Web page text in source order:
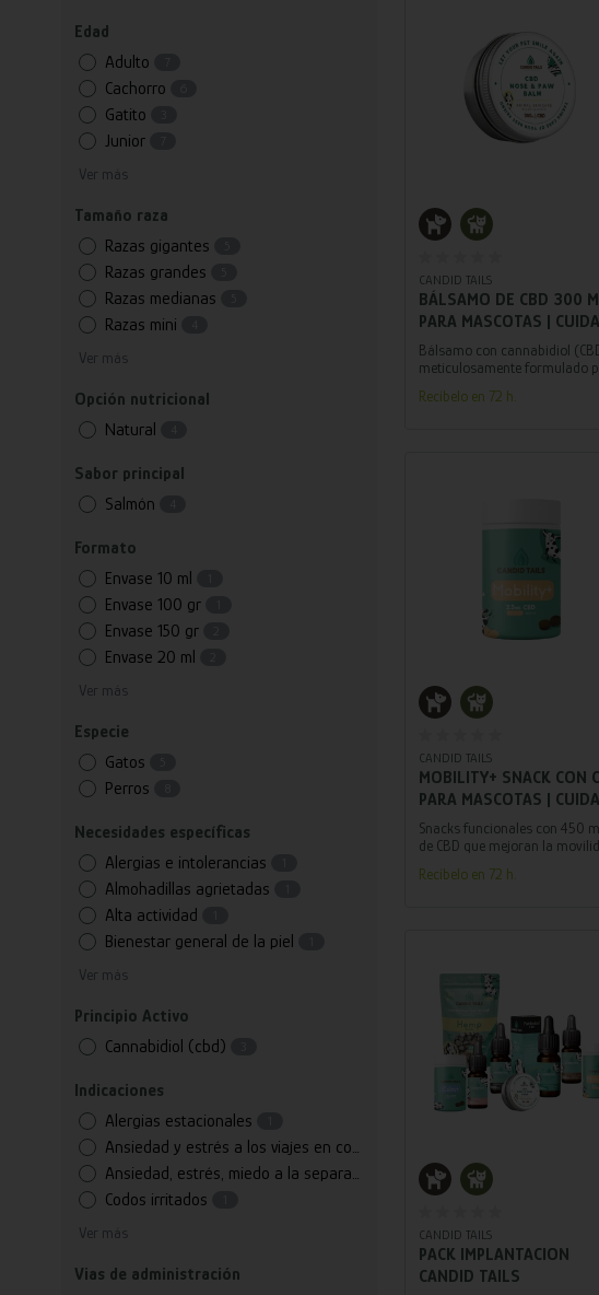
Edad
Adulto
Cachorro
Gatito
Junior
Ver más
Tamaño raza
Razas gigantes
Razas grandes
Razas medianas
Razas mini
Ver más
Opción nutricional
Natural
Sabor principal
Salmón
Formato
Envase 10 ml
Envase 100 gr
Envase 150 gr
Envase 20 ml
Ver más
Especie
Gatos
Perros
Necesidades específicas
Alergias e intolerancias
Almohadillas agrietadas
Alta actividad
Bienestar general de la piel
Ver más
Principio Activo
Cannabidiol (cbd)
Indicaciones
Alergias estacionales
Ansiedad y estrés a los viajes en coche
Ansiedad, estrés, miedo a la separación
Codos irritados
Ver más
Vias de administración
Añadir al carrito
CANDID TAILS
BÁLSAMO DE CBD 300
PARA MASCOTAS |
NATURAL DE LA PIEL –
CANDID TAILS 30 ML
Bálsamo con cannabidiol
meticulosamente formulado
padecen sequedad nasal,
Recíbelo en 72 h.
Añadir al carrito
CANDID TAILS
MOBILITY+ SNACK CON
PARA MASCOTAS |
ARTICULAR NATURAL –
CANDID TAILS 150 G
Snacks funcionales con 450
de CBD que mejoran la
perros y gatos. Apoyo natural
Recíbelo en 72 h.
Añadir al carrito
CANDID TAILS
PACK IMPLANTACION
CANDID TAILS